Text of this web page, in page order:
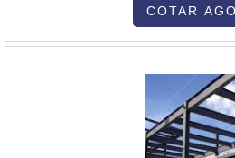
dependendo da qualidade dos
combustão, sua empresa pode
COTAR